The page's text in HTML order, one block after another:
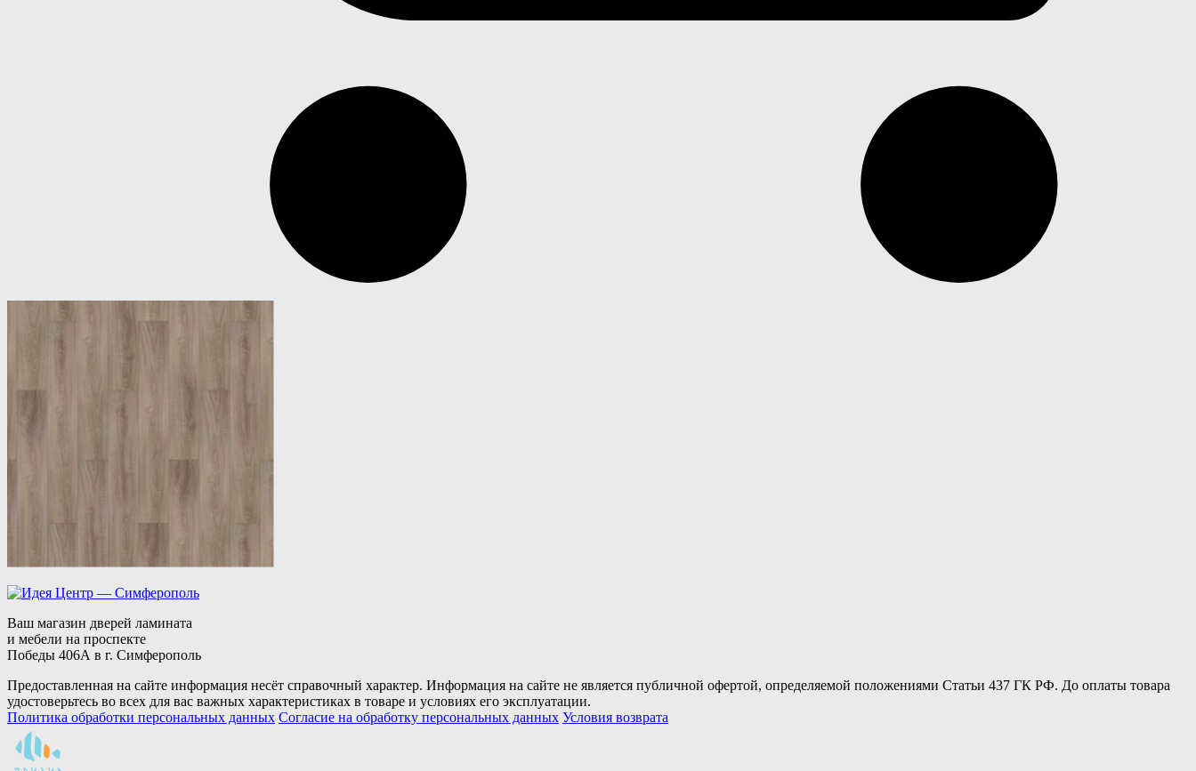
Ваш магазин дверей ламината
и мебели на проспекте
Победы 406А в г. Симферополь
Предоставленная на сайте информация несёт справочный характер. Информация на сайте не является публичной офертой, определяемой положениями Статьи 437 ГК РФ. До оплаты товара
удостоверьтесь во всех для вас важных характеристиках в товаре и условиях его эксплуатации.
Политика обработки персональных данных Согласие на обработку персональных данных Условия возврата